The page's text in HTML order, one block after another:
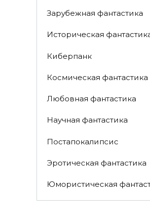
Зарубежная фантастика
Историческая
Киберпанк
Космическая фантастика
Любовная фантастика
Научная фантастика
Постапокалипсис
Эротическая фантастика
Юмористическая